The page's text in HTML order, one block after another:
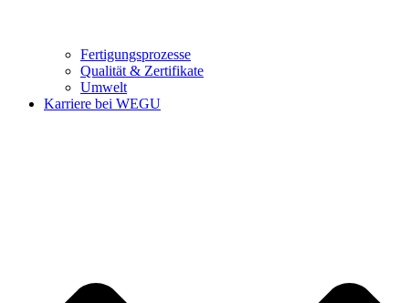
Fertigungsprozesse
Qualität & Zertifikate
Umwelt
Karriere bei WEGU